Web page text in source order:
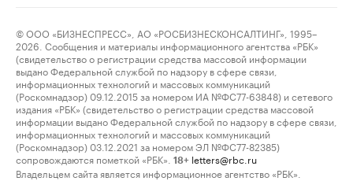
© ООО «БИЗНЕСПРЕСС», АО «РОСБИЗНЕСКОНСАЛТИНГ», 1995–
2026. Сообщения и материалы информационного агентства «РБК»
(свидетельство о регистрации средства массовой информации
выдано Федеральной службой по надзору в сфере связи,
информационных технологий и массовых коммуникаций
(Роскомнадзор) 09.12.2015 за номером ИА №ФС77-63848) и сетевого
издания «РБК» (свидетельство о регистрации средства массовой
информации выдано Федеральной службой по надзору в сфере связи,
информационных технологий и массовых коммуникаций
(Роскомнадзор) 03.12.2021 за номером ЭЛ №ФС77-82385)
сопровождаются пометкой «РБК».
18+ letters@rbc.ru
Владельцем сайта является информационное агентство «РБК».